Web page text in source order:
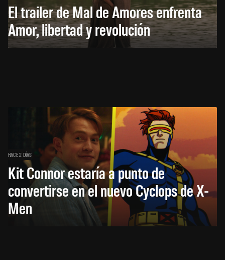
El trailer de Mal de Amores enfrenta
Amor, libertad y revolución
HACE 2 DÍAS
Kit Connor estaría a punto de
convertirse en el nuevo Cyclops de X-
Men